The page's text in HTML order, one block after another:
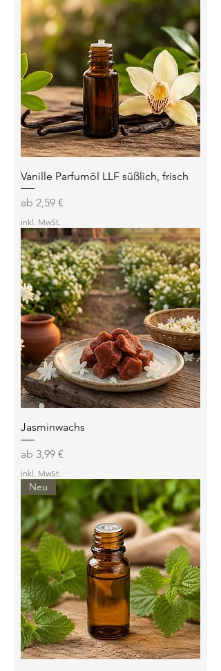
Vanille Parfumöl LLF süßlich, frisch
ab 2,59 €
Sale-Preis
inkl. MwSt.
Jasminwachs
ab 3,99 €
Sale-Preis
inkl. MwSt.
Neu